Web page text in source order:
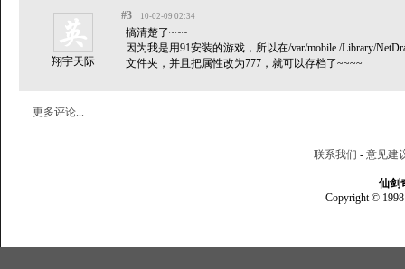
翔宇天际
#3 10-02-09 02:34
搞清楚了~~~
因为我是用91安装的游戏，所以在/var/mobile /Library/
文件夹，并且把属性改为777，就可以存档了~~~~
更多评论...
联系我们 - 意见建
仙剑
Copyright © 1998